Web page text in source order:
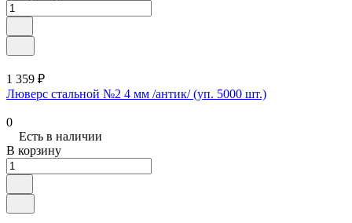
1 359 ₽
Люверс стальной №2 4 мм /антик/ (уп. 5000 шт.)
0
Есть в наличии
В корзину